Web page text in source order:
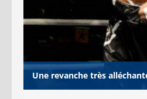
Une revanche très